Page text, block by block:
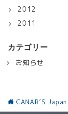
2012
2011
カテゴリー
お知らせ
CANAR’S Japan